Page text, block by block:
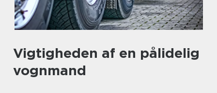
Vigtigheden af en pålidelig
vognmand